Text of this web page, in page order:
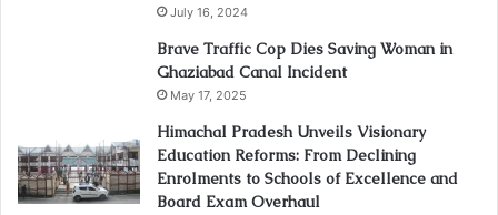
July 16, 2024
Brave Traffic Cop Dies Saving Woman in
Ghaziabad Canal Incident
May 17, 2025
Himachal Pradesh Unveils Visionary
Education Reforms: From Declining
Enrolments to Schools of Excellence and
Board Exam Overhaul